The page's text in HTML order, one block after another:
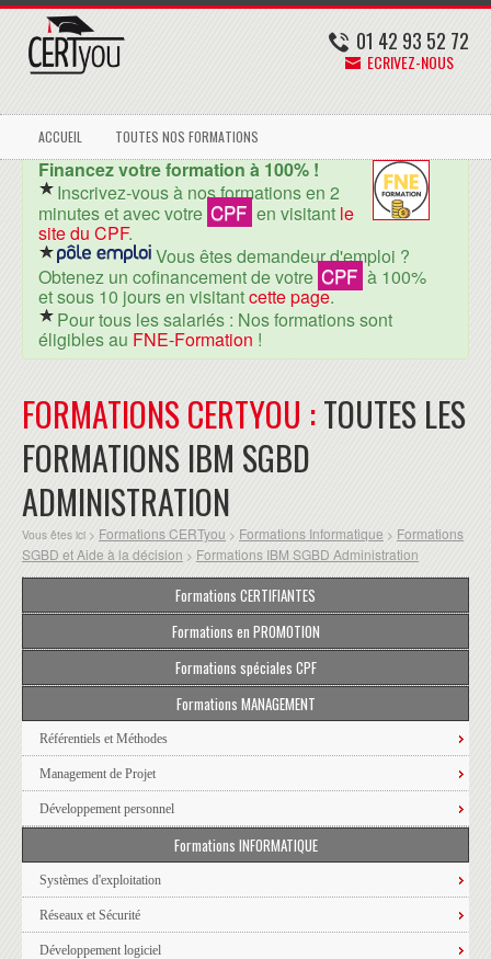
01 42 93 52 72
ECRIVEZ-NOUS
ACCUEIL TOUTES NOS FORMATIONS
Financez votre formation à 100% !
Inscrivez-vous à nos formations en 2
minutes et avec votre CPF en visitant le
site du CPF.
Vous êtes demandeur d'emploi ?
Obtenez un cofinancement de votre CPF à 100%
et sous 10 jours en visitantcette page.
Pour tous les salariés : Nos formations sont
éligibles au FNE-Formation !
FORMATIONS CERTYOU :TOUTES LES
FORMATIONS IBM SGBD
ADMINISTRATION
Vous êtes ici > Formations CERTyou > Formations Informatique > Formations
SGBD et Aide à la décision > Formations IBM SGBD Administration
Formations CERTIFIANTES
Formations en PROMOTION
Formations spéciales CPF
Formations MANAGEMENT
Référentiels et Méthodes
Management de Projet
Développement personnel
Formations INFORMATIQUE
Systèmes d'exploitation
Réseaux et Sécurité
Développement logiciel